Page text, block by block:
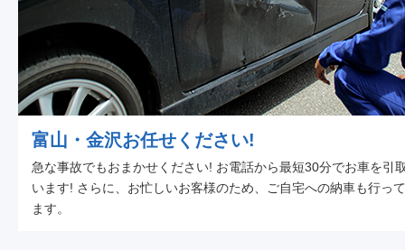
富山・金沢お任せください!
急な事故でもおまかせください! お電話から最短30分でお車を引
います! さらに、お忙しいお客様のため、ご自宅への納車も行っ
ます。